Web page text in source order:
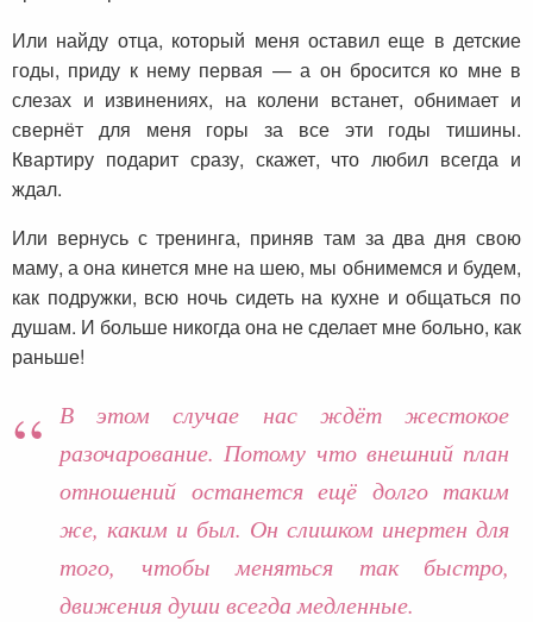
Или найду отца, который меня оставил еще в детские
годы, приду к нему первая — а он бросится ко мне в
слезах и извинениях, на колени встанет, обнимает и
свернёт для меня горы за все эти годы тишины.
Квартиру подарит сразу, скажет, что любил всегда и
ждал.
Или вернусь с тренинга, приняв там за два дня свою
маму, а она кинется мне на шею, мы обнимемся и будем,
как подружки, всю ночь сидеть на кухне и общаться по
душам. И больше никогда она не сделает мне больно, как
раньше!
В этом случае нас ждёт жестокое
разочарование. Потому что внешний план
отношений останется ещё долго таким
же, каким и был. Он слишком инертен для
того, чтобы меняться так быстро,
движения души всегда медленные.